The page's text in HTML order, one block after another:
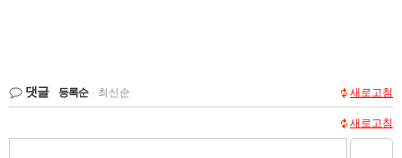
댓글 등록순 최신순 새로고침
새로고침